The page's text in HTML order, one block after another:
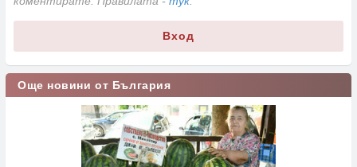
Вход
Още новини от България